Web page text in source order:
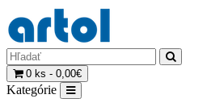
0 ks - 0,00€
Kategórie